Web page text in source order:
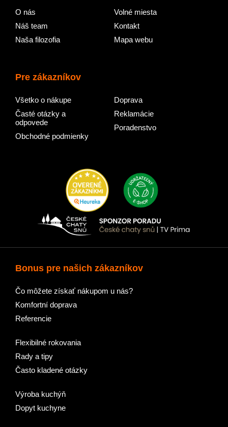
O nás
Náš team
Naša filozofia
Volné miesta
Kontakt
Mapa webu
Pre zákazníkov
Všetko o nákupe
Časté otázky a
odpovede
Obchodné podmienky
Doprava
Reklamácie
Poradenstvo
Bonus pre našich zákazníkov
Čo môžete získať nákupom u nás?
Komfortní doprava
Referencie
Flexibilné rokovania
Rady a tipy
Často kladené otázky
Výroba kuchýň
Dopyt kuchyne